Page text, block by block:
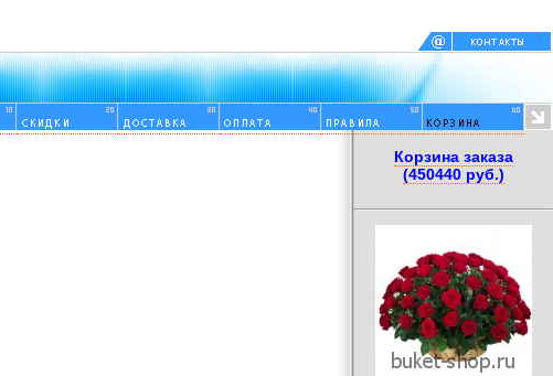
Корзина заказа
(450440 руб.)